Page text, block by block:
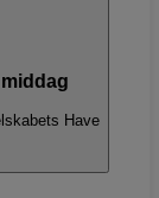
Have